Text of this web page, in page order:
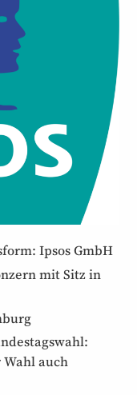
Ipsos GmbH
mit Sitz in
auch